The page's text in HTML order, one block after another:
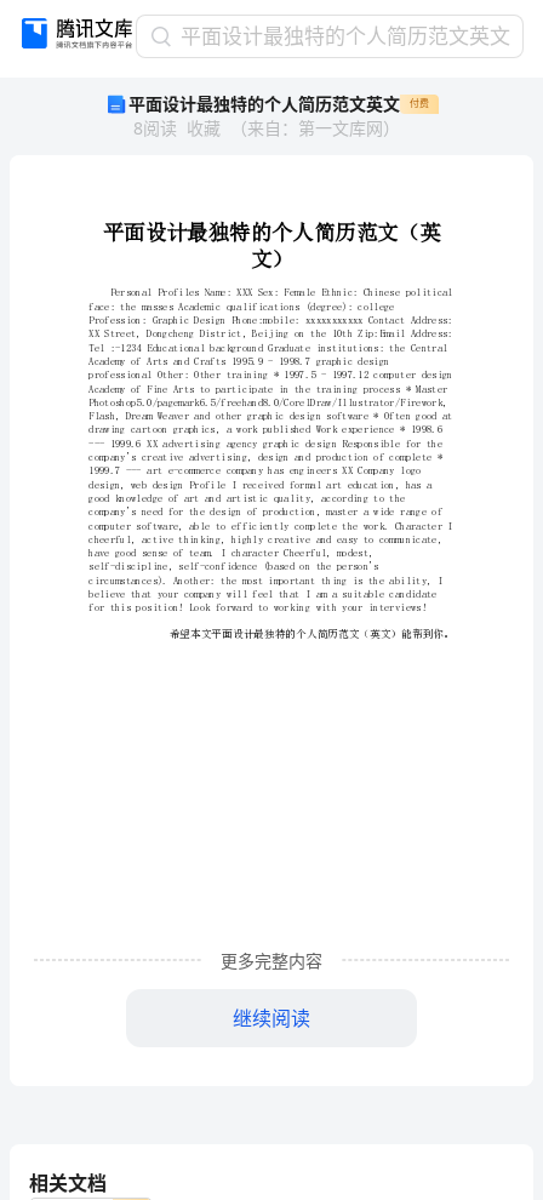
平
平面设计最独特的个人简历范文英文
平面设计最独特的个人简历范文英文 付费
8阅读 收藏 （来自 ： 第一文库网）
更多完整内容
继续阅读
相关文档